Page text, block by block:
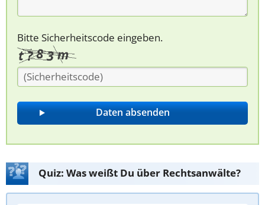
Bitte Sicherheitscode eingeben.
Quiz: Was weißt Du über Rechtsanwälte?